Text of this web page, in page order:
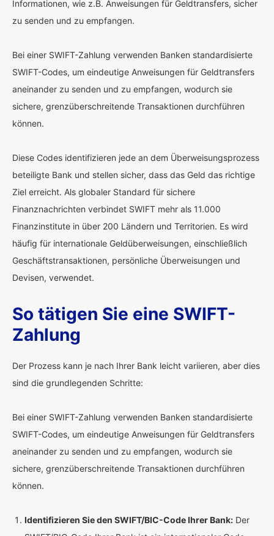
Informationen, wie z.B. Anweisungen für Geldtransfers, sicher
zu senden und zu empfangen.
Bei einer SWIFT-Zahlung verwenden Banken standardisierte
SWIFT-Codes, um eindeutige Anweisungen für Geldtransfers
aneinander zu senden und zu empfangen, wodurch sie
sichere, grenzüberschreitende Transaktionen durchführen
können.
Diese Codes identifizieren jede an dem Überweisungsprozess
beteiligte Bank und stellen sicher, dass das Geld das richtige
Ziel erreicht. Als globaler Standard für sichere
Finanznachrichten verbindet SWIFT mehr als 11.000
Finanzinstitute in über 200 Ländern und Territorien. Es wird
häufig für internationale Geldüberweisungen, einschließlich
Geschäftstransaktionen, persönliche Überweisungen und
Devisen, verwendet.
So tätigen Sie eine SWIFT-
Zahlung
Der Prozess kann je nach Ihrer Bank leicht variieren, aber dies
sind die grundlegenden Schritte:
Bei einer SWIFT-Zahlung verwenden Banken standardisierte
SWIFT-Codes, um eindeutige Anweisungen für Geldtransfers
aneinander zu senden und zu empfangen, wodurch sie
sichere, grenzüberschreitende Transaktionen durchführen
können.
Identifizieren Sie den SWIFT/BIC-Code Ihrer Bank: Der